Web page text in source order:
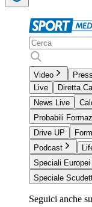
Video
Live
Diretta
News Live
Probabili
Drive UP
Podcast
Speciali Europei
Speciale
Seguici anche su